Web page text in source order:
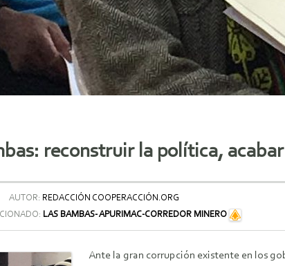
reconstruir la política,
AUTOR: REDACCIÓN COOPERACCIÓN.ORG
LAS BAMBAS- APURIMAC-CORREDOR MINERO
Ante la gran corrupción existente en los